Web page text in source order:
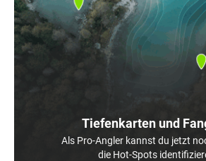
Tiefenkarten und
Als Pro-Angler kannst du jetzt
die Hot-Spots